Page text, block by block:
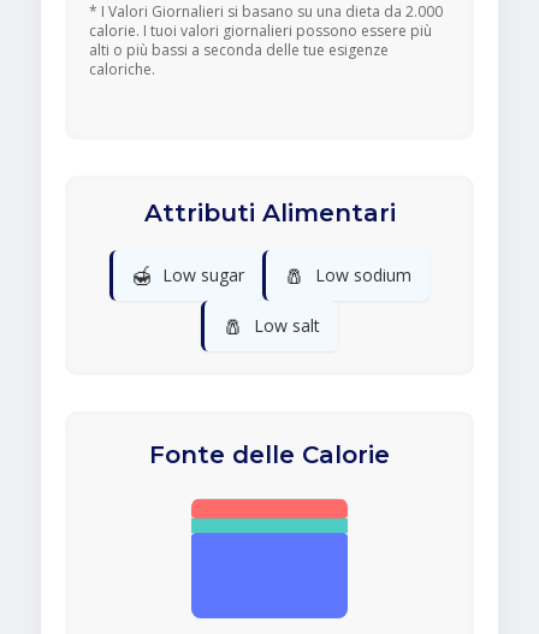
* I Valori Giornalieri si basano su una dieta da 2.000
calorie. I tuoi valori giornalieri possono essere più
alti o più bassi a seconda delle tue esigenze
caloriche.
Attributi Alimentari
🍯 Low sugar 🧂 Low sodium
🧂 Low salt
Fonte delle Calorie